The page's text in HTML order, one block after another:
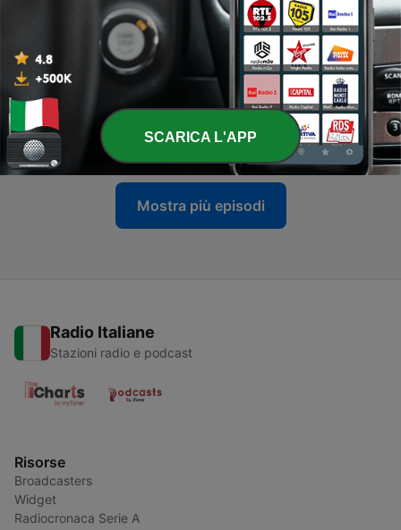
A Bíblia Narrada por Cid Moreira: HEBREUS
(Completo)
09 Nov 2021
62
A Bíblia Narrada por Cid Moreira: 3ª João
(Completo)
09 Nov 2021
Mostra più episodi
Radio Italiane
Stazioni radio e podcast
Risorse
Broadcasters
Widget
Radiocronaca Serie A
SCARICA L'APP